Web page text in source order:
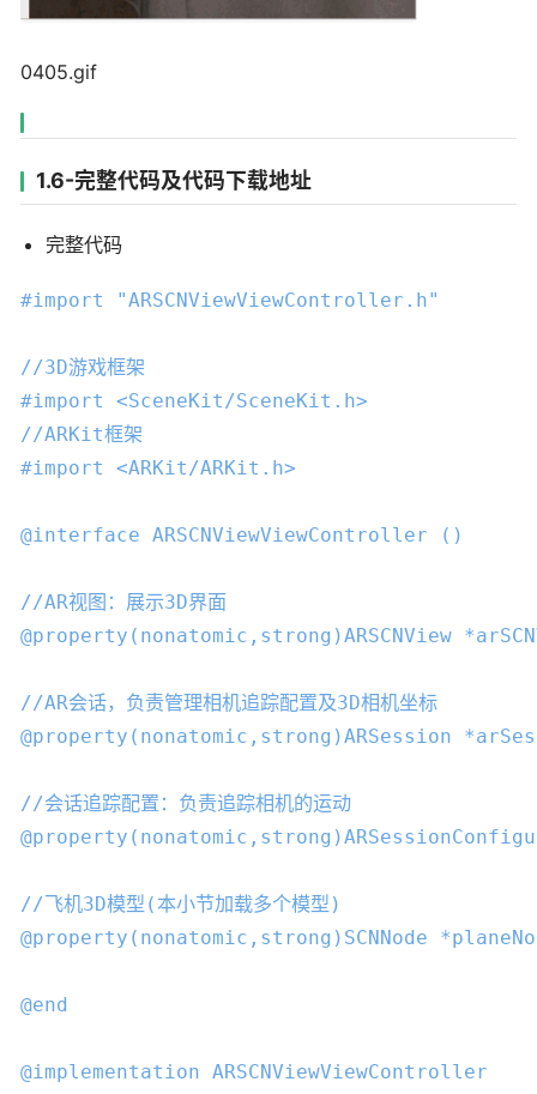
0405.gif
1.6-完整代码及代码下载地址
完整代码
#import "ARSCNViewViewController.h"
//3D游戏框架
#import <SceneKit/SceneKit.h>
//ARKit框架
#import <ARKit/ARKit.h>
@interface ARSCNViewViewController ()
//AR视图：展示3D界面
@property ( nonatomic , strong )ARSCNView
//AR会话，负责管理相机追踪配置及3D相机坐标
@property ( nonatomic , strong )ARSession
//会话追踪配置：负责追踪相机的运动
@property ( nonatomic , strong
//飞机3D模型(本小节加载多个模型)
@property ( nonatomic , strong ) SCNNode
@end
@implementation ARSCNViewViewController